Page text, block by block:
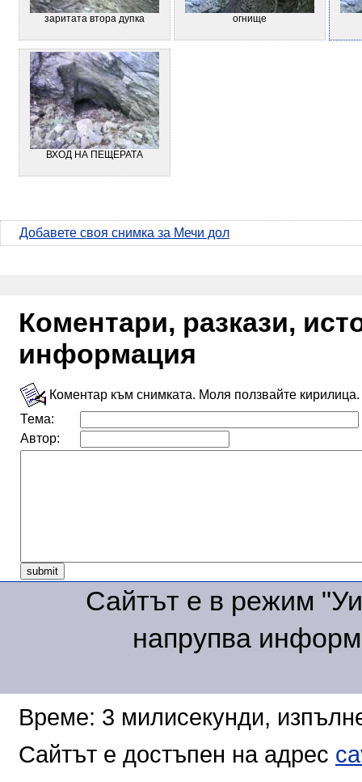
заритата втора дупка огнище
ВХОД НА ПЕЩЕРАТА
Добавете своя снимка за Мечи дол
Коментари, разкази,
информация
Коментар към снимката. Моля ползвайте кирилица.
Тема:
Автор:
Сайтът е в режим
напрупва
Време: 3 милисекунди,
Сайтът е достъпен на адрес